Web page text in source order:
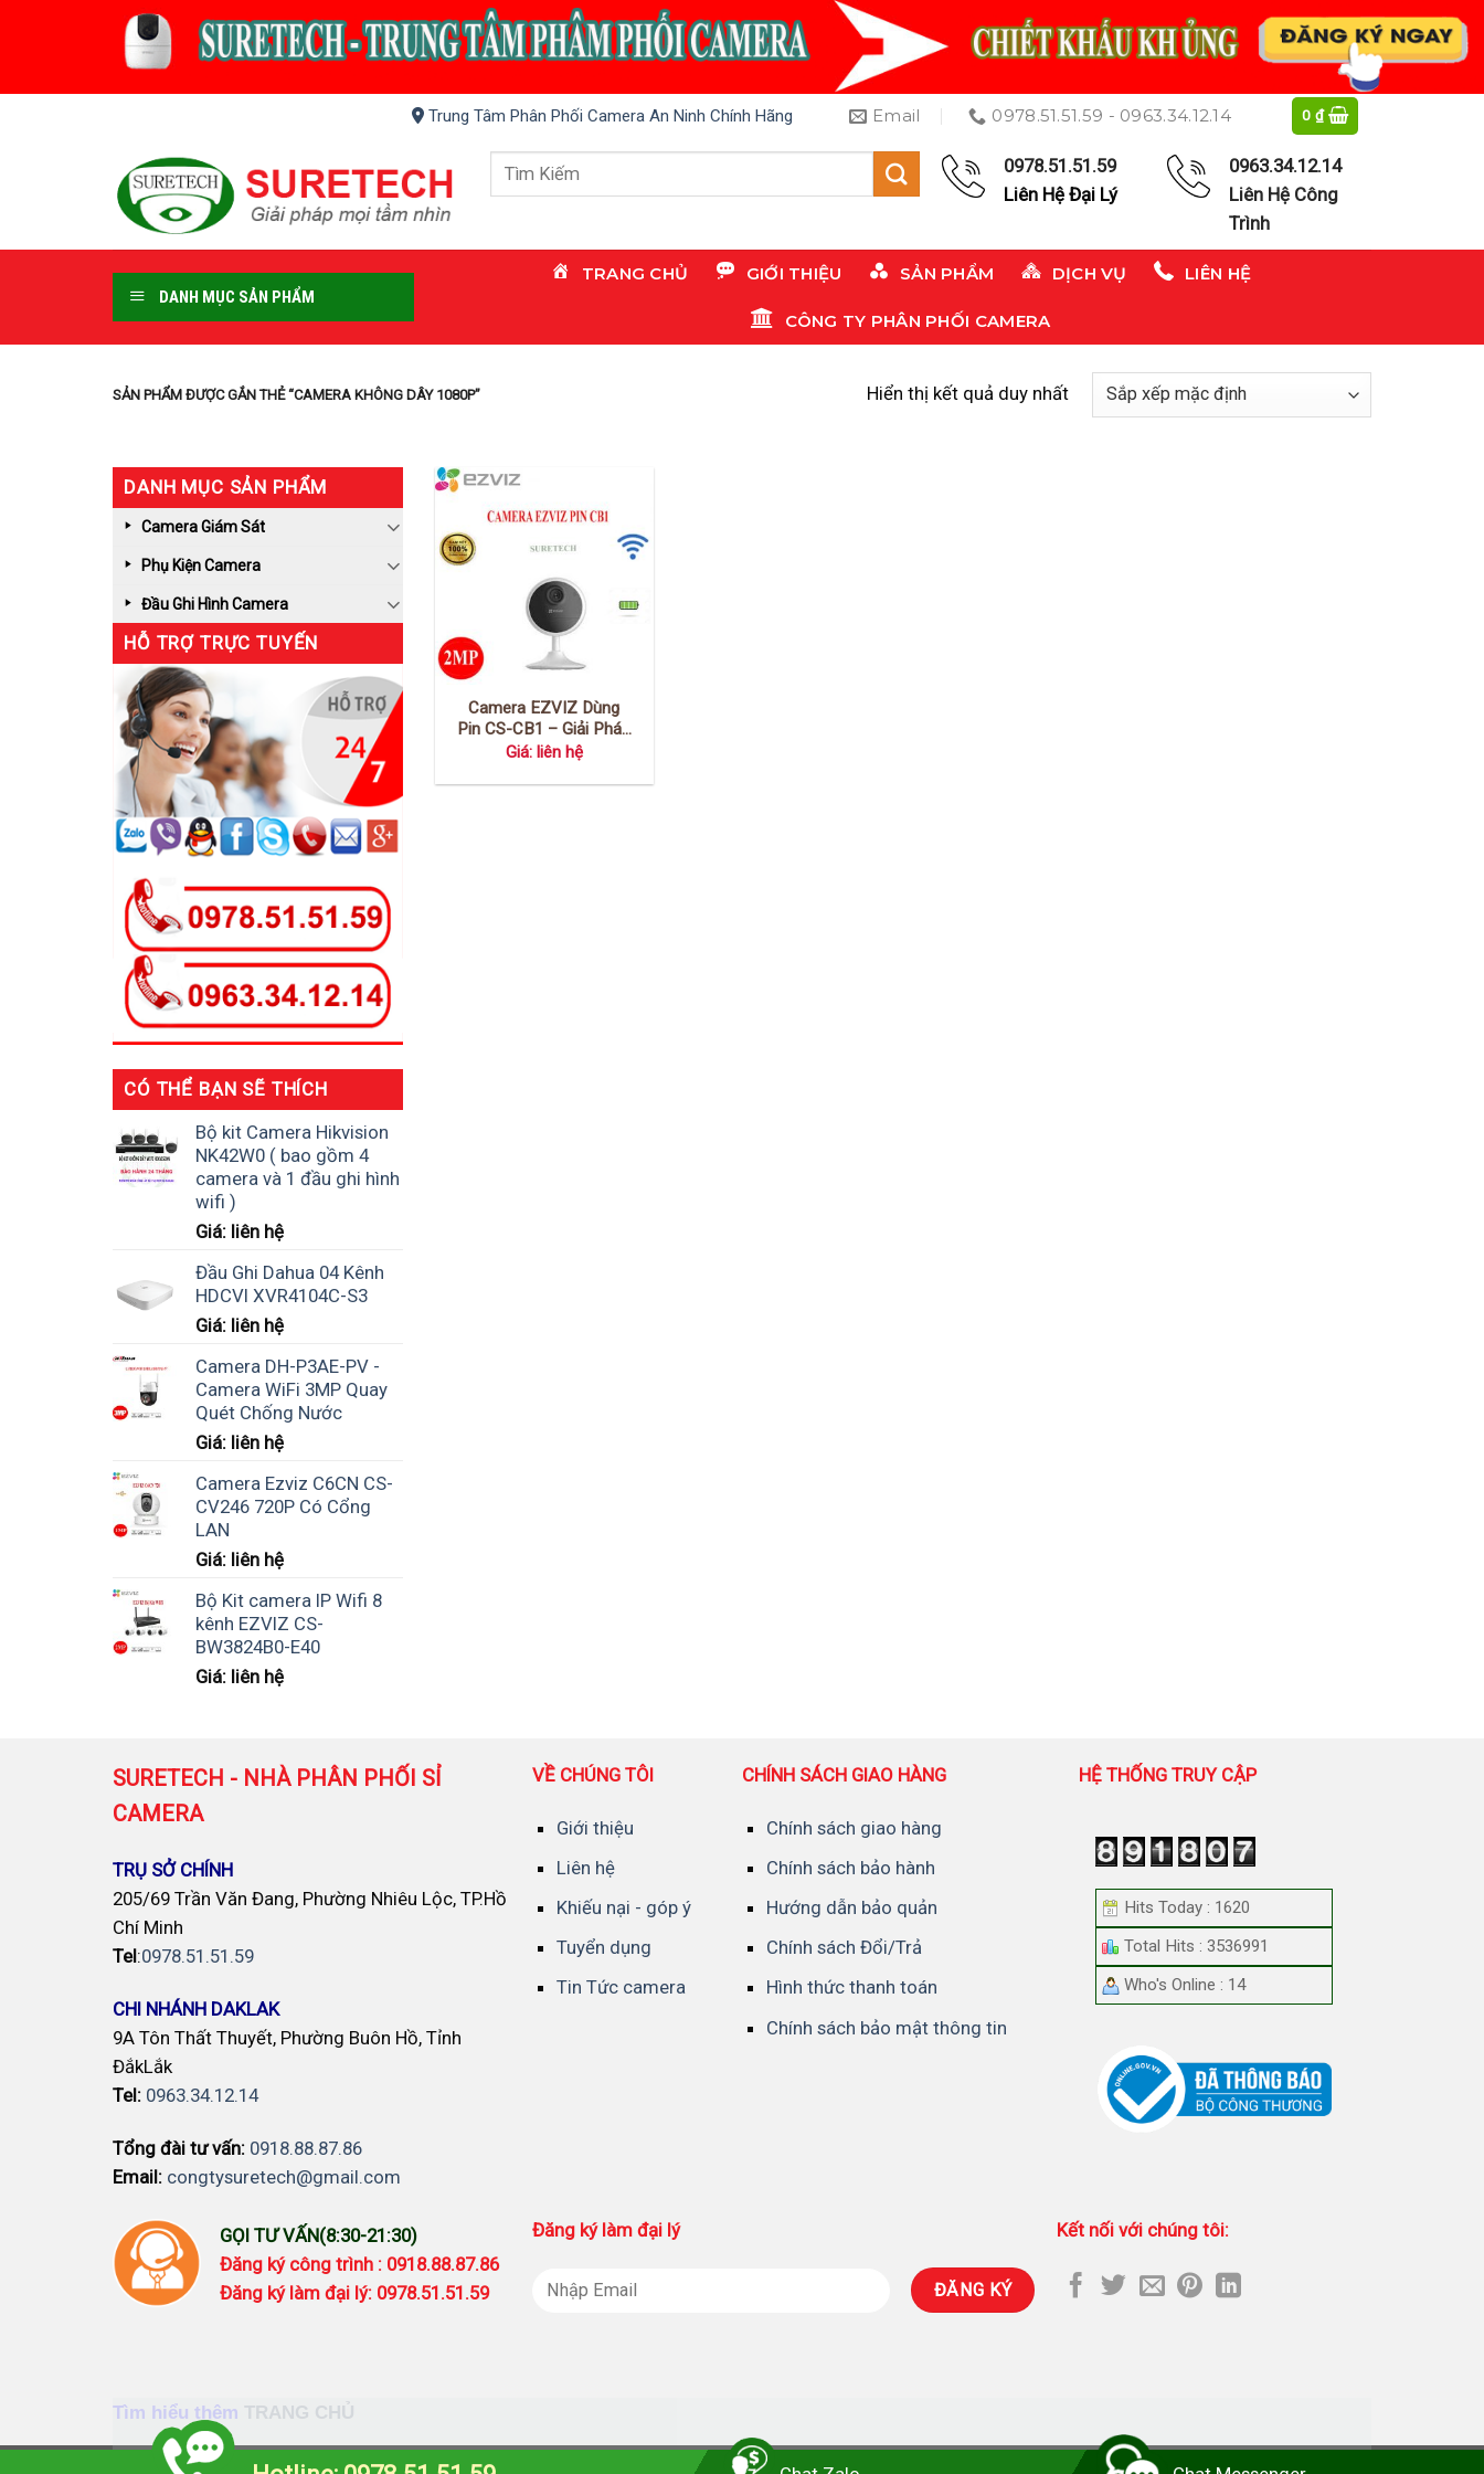
Trung Tâm Phân Phối Camera An Ninh Chính Hãng Email 0978.51.51.59 - 0963.34.12.14 0₫
Tìm
0978.51.51.59
Liên Hệ Đại Lý
0963.34.12.14
Liên Hệ Công
Trình
DANH MỤC SẢN PHẨM
TRANG CHỦ GIỚI THIỆU SẢN PHẨM DỊCH VỤ LIÊN HỆ
CÔNG TY PHÂN PHỐI CAMERA
SẢN PHẨM ĐƯỢC GẮN THẺ “CAMERA KHÔNG DÂY 1080P” Hiển thị kết quả duy nhất
DANH MỤC SẢN PHẨM
Camera Giám Sát
Phụ Kiện Camera
Đầu Ghi Hình Camera
HỖ TRỢ TRỰC TUYẾN
CÓ THỂ BẠN SẼ THÍCH
Bộ kit Camera Hikvision
NK42W0 ( bao gồm 4
camera và 1 đầu ghi hình
wifi )
Giá: liên hệ
Đầu Ghi Dahua 04 Kênh
HDCVI XVR4104C-S3
Giá: liên hệ
Camera DH-P3AE-PV -
Camera WiFi 3MP Quay
Quét Chống Nước
Giá: liên hệ
Camera Ezviz C6CN CS-
CV246 720P Có Cổng
LAN
Giá: liên hệ
Bộ Kit camera IP Wifi 8
kênh EZVIZ CS-
BW3824B0-E40
Giá: liên hệ
Camera EZVIZ Dùng
Pin CS-CB1 – Giải Pháp
An Ninh Trong Nhà Linh
Giá: liên hệ
SURETECH - NHÀ PHÂN PHỐI SỈ
CAMERA
TRỤ SỞ CHÍNH
205/69 Trần Văn Đang, Phường Nhiêu Lộc, TP.Hồ
Chí Minh
Tel:0978.51.51.59
CHI NHÁNH DAKLAK
9A Tôn Thất Thuyết, Phường Buôn Hồ, Tỉnh
ĐắkLắk
Tel: 0963.34.12.14
Tổng đài tư vấn: 0918.88.87.86
Email: congtysuretech@gmail.com
VỀ CHÚNG TÔI
Giới thiệu
Liên hệ
Khiếu nại - góp ý
Tuyển dụng
Tin Tức camera
CHÍNH SÁCH GIAO HÀNG
Chính sách giao hàng
Chính sách bảo hành
Hướng dẫn bảo quản
Chính sách Đổi/Trả
Hình thức thanh toán
Chính sách bảo mật thông tin
HỆ THỐNG TRUY CẬP
Hits Today : 1620
Total Hits : 3536991
Who's Online : 14
GỌI TƯ VẤN(8:30-21:30)
Đăng ký công trình : 0918.88.87.86
Đăng ký làm đại lý: 0978.51.51.59
Đăng ký làm đại lý Kết nối với chúng tôi:
Tìm hiểu thêm TRANG CHỦ
Camera imou Camera Ezviz-Đèn Năng lượng Cửa hàng công ty phân phối camera Nhà Phân Phối Camera Imou-Lắp đặt camera tại nhà
Thiết kế bởiCông Ty TNHH MTV SURETECH